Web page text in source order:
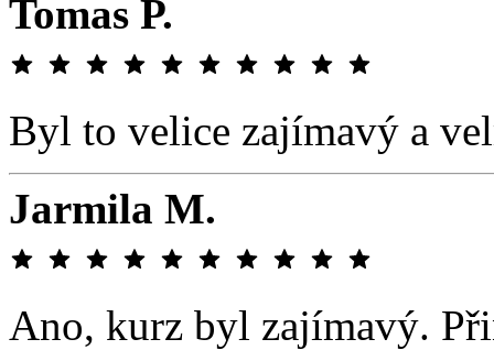
Tomas P.
Byl to velice zajímavý a
Jarmila M.
Ano, kurz byl zajímavý.